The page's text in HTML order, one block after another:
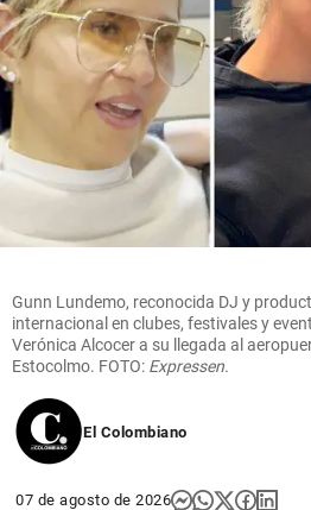
Gunn Lundemo, reconocida DJ y
internacional en clubes, festivales y
Verónica Alcocer a su llegada al
Estocolmo. FOTO: Expressen.
El Colombiano
07 de agosto de 2026